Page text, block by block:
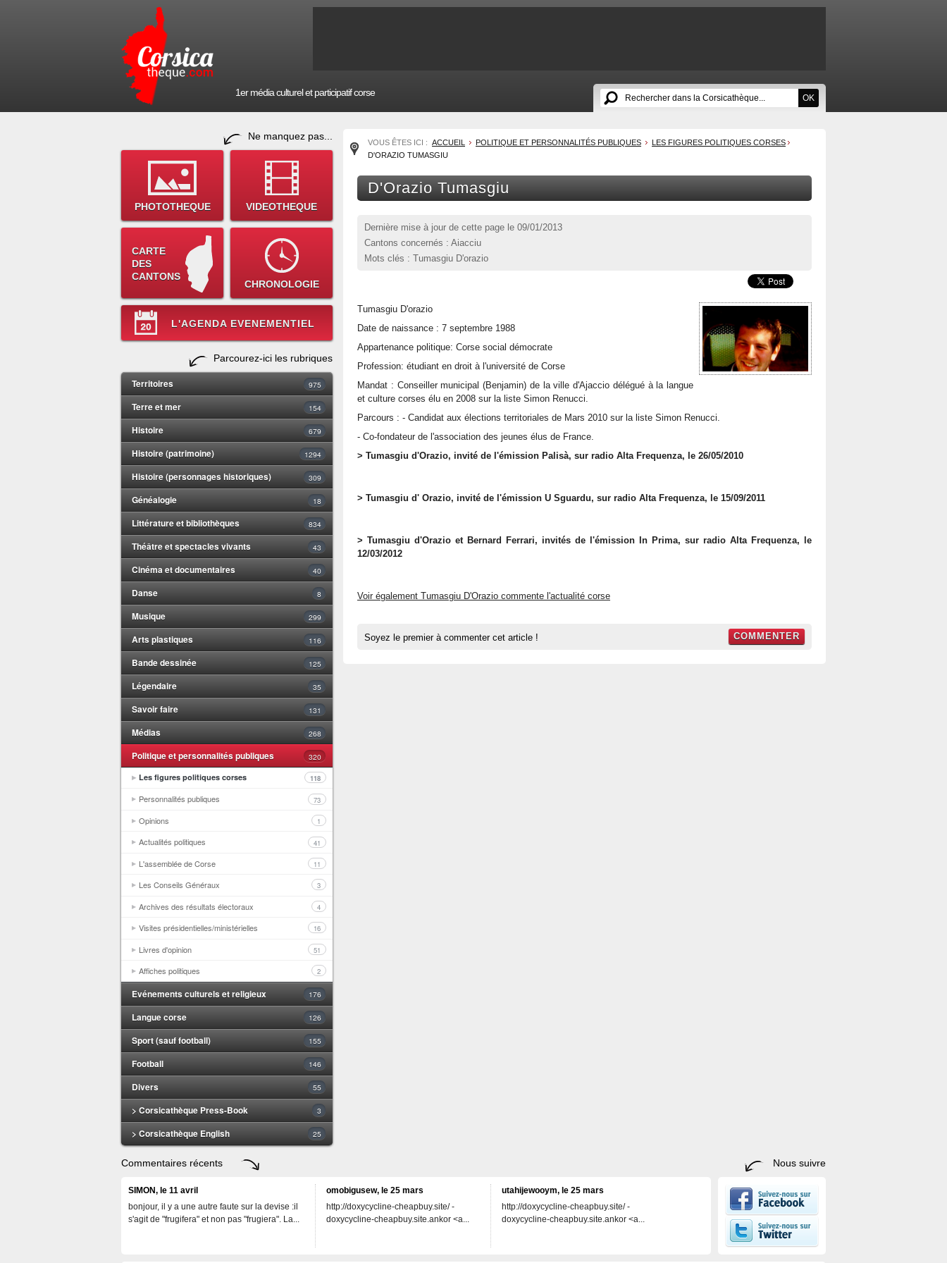
1er média culturel et participatif corse
Ne manquez pas...
PHOTOTHEQUE VIDEOTHEQUE
CARTE
DES
CANTONS
CHRONOLOGIE
L'AGENDA EVENEMENTIEL
Parcourez-ici les rubriques
Territoires 975
Terre et mer 154
Histoire 679
Histoire (patrimoine) 1294
Histoire (personnages historiques) 309
Généalogie 18
Littérature et bibliothèques 834
Théâtre et spectacles vivants 43
Cinéma et documentaires 40
Danse 8
Musique 299
Arts plastiques 116
Bande dessinée 125
Légendaire 35
Savoir faire 131
Médias 268
Politique et personnalités publiques
320
Les figures politiques corses
118
Personnalités publiques 73
Opinions 1
Actualités politiques 41
L'assemblée de Corse 11
Les Conseils Généraux 3
Archives des résultats électoraux 4
Visites présidentielles/ministérielles 16
Livres d'opinion 51
Affiches politiques 2
Evénements culturels et religieux 176
Langue corse 126
Sport (sauf football) 155
Football 146
Divers 55
> Corsicathèque Press-Book 3
> Corsicathèque English 25
VOUS ÊTES ICI : ACCUEIL POLITIQUE ET PERSONNALITÉS PUBLIQUES
LES FIGURES POLITIQUES CORSES
D'ORAZIO TUMASGIU
D'Orazio Tumasgiu
Dernière mise à jour de cette page le 09/01/2013
Cantons concernés : Aiacciu
Mots clés : Tumasgiu D'orazio
Tumasgiu D'orazio
Date de naissance : 7 septembre 1988
Appartenance politique: Corse social démocrate
Profession: étudiant en droit à l'université de Corse
Mandat : Conseiller municipal (Benjamin) de la ville d'Ajaccio délégué à la langue
et culture corses élu en 2008 sur la liste Simon Renucci.
Parcours : - Candidat aux élections territoriales de Mars 2010 sur la liste Simon Renucci.
- Co-fondateur de l'association des jeunes élus de France.
> Tumasgiu d'Orazio, invité de l'émission Palisà, sur radio Alta Frequenza, le 26/05/2010
> Tumasgiu d' Orazio, invité de l'émission U Sguardu, sur radio Alta Frequenza, le 15/09/2011
> Tumasgiu d'Orazio et Bernard Ferrari, invités de l'émission In Prima, sur radio Alta Frequenza, le
12/03/2012
Voir également Tumasgiu D'Orazio commente l'actualité corse
Soyez le premier à commenter cet article ! COMMENTER
Commentaires récents
SIMON, le 11 avril
bonjour, il y a une autre faute sur la devise :il
s'agit de "frugifera" et non pas "frugiera". La...
omobigusew, le 25 mars
http://doxycycline-cheapbuy.site/ -
doxycycline-cheapbuy.site.ankor <a...
utahijewooym, le 25 mars
http://doxycycline-cheapbuy.site/ -
doxycycline-cheapbuy.site.ankor <a...
Nous suivre